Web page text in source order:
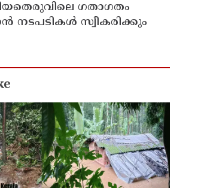
ഗതാഗതം
നടപടികള്‍ സ്വീകരിക്കും